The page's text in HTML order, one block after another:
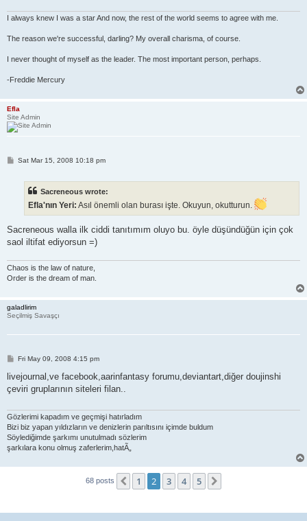
I always knew I was a star And now, the rest of the world seems to agree with me.
The reason we're successful, darling? My overall charisma, of course.
I never thought of myself as the leader. The most important person, perhaps.
-Freddie Mercury
Efla
Site Admin
PSat Mar 15, 2008 10:18 pm
Sacreneous wrote:
Efla'nın Yeri: Asıl önemli olan burası işte. Okuyun, okutturun.
Sacreneous walla ilk ciddi tanıtımım oluyo bu. öyle düşündüğün için çok
saol iltifat ediyorsun =)
Chaos is the law of nature,
Order is the dream of man.
galadlirim
Seçilmiş Savaşçı
P
s
Fri May 09, 2008 4:15 pm
livejournal,ve facebook,aarinfantasy forumu,deviantart,diğer doujinshi
çeviri gruplarının siteleri filan..
Gözlerimi kapadım ve geçmişi hatırladım
Bizi biz yapan yıldızların ve denizlerin parıltısını içimde buldum
Söylediğimde şarkımı unutulmadı sözlerim
şarkılara konu olmuş zaferlerim,hatÃ„
68 posts Previous
1 2 3 4 5